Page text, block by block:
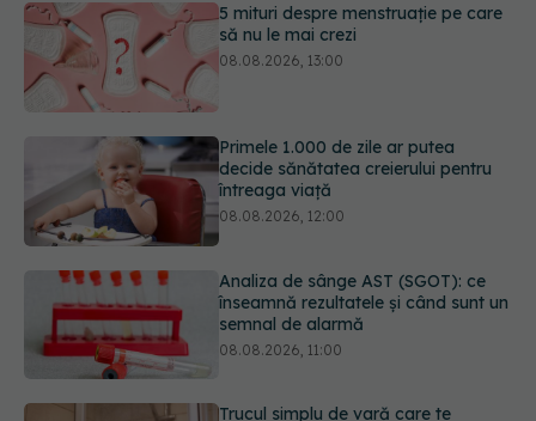
Primele 1.000 de zile ar putea
Analiza de sânge AST (SGOT): ce
înseamnă rezultatele și când sunt un
Trucul simplu de vară care te
răcorește după duș. De ce este bine